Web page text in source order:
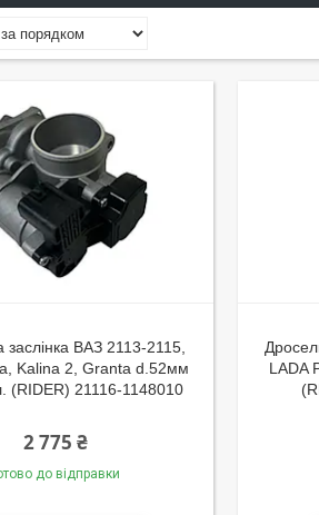
заслінка ВАЗ 2113-2115,
Kalina 2, Granta d.52мм
(RIDER) 21116-1148010
2 775 ₴
до відправки
LADA